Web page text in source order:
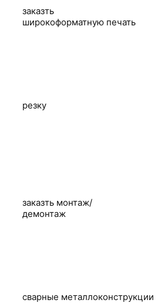
заказть
широкоформатную печать
резку
заказть монтаж/
демонтаж
сварные металлоконструкции